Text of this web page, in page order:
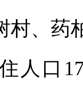
村、药
人口